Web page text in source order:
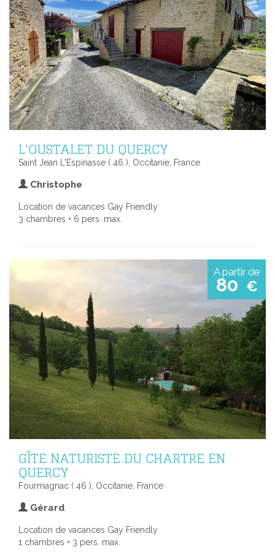
L'OUSTALET DU QUERCY
Saint Jean L'Espinasse ( 46 ), Occitanie, France
Christophe
Location de vacances Gay Friendly
3 chambres • 6 pers. max.
A partir de
80 €
GÎTE NATURISTE DU CHARTRE EN
QUERCY
Fourmagnac ( 46 ), Occitanie, France
Gérard
Location de vacances Gay Friendly
1 chambres • 3 pers. max.